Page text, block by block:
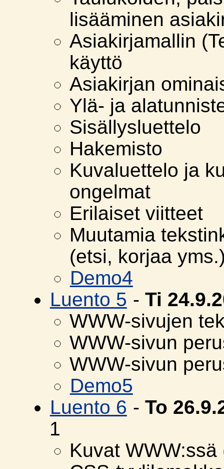
lisääminen
Asiakirjamallin
käyttö
Asiakirjan
Ylä- ja
Sisällysluettelo
Hakemisto
Kuvaluettelo ja
ongelmat
Erilaiset viitteet
Muutamia
(etsi, korjaa
Demo4
Luento 5 - Ti
WWW-sivujen
WWW-sivun
WWW-sivun
Demo5
Luento 6 - To
1
Kuvat WWW:ssä